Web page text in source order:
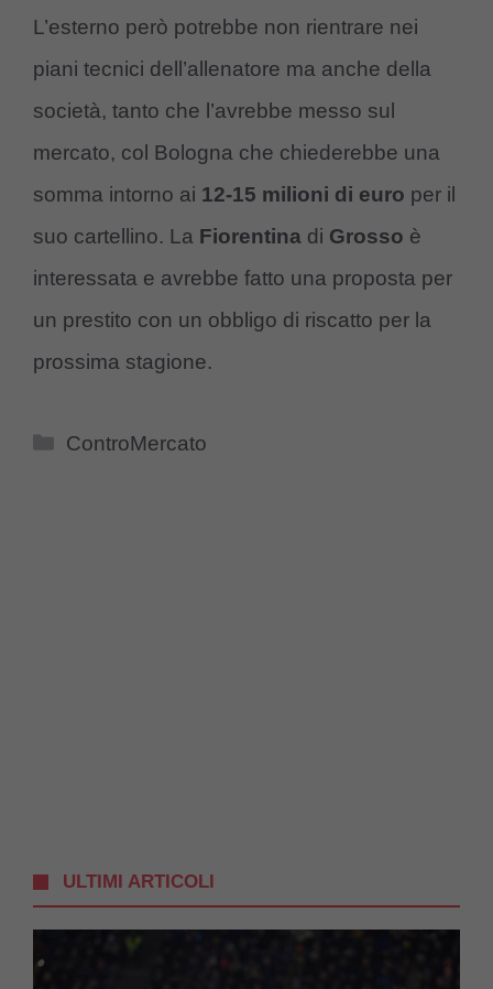
L’esterno però potrebbe non rientrare nei
piani tecnici dell’allenatore ma anche della
società, tanto che l’avrebbe messo sul
mercato, col Bologna che chiederebbe una
somma intorno ai 12-15 milioni di euro per il
suo cartellino. La Fiorentina di Grosso è
interessata e avrebbe fatto una proposta per
un prestito con un obbligo di riscatto per la
prossima stagione.
Categorie
ControMercato
ULTIMI ARTICOLI